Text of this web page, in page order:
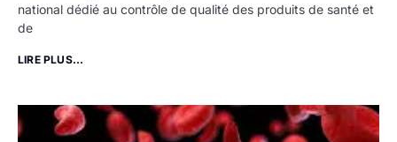
national dédié au contrôle de qualité des produits de santé et
de
LIRE PLUS...